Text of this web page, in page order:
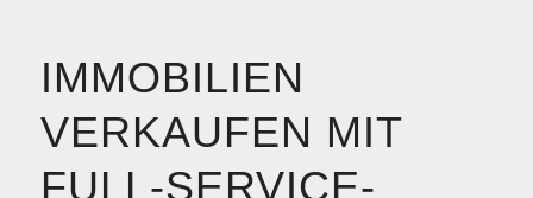
IMMOBILIEN
VERKAUFEN MIT
FULL-SERVICE-